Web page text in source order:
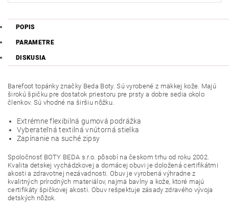
POPIS
PARAMETRE
DISKUSIA
Barefoot topánky značky Beda Boty. Sú vyrobené z mäkkej kože. Majú
širokú špičku pre dostatok priestoru pre prsty a dobre sedia okolo
členkov. Sú vhodné na širšiu nôžku.
Extrémne flexibilná gumová podrážka
Vyberateľná textilná vnútorná stielka
Zapínanie na suché zipsy
Spoločnosť BOTY BEDA s.r.o. pôsobí na českom trhu od roku 2002.
Kvalita detskej vychádzkovej a domácej obuvi je doložená certifikátmi
akosti a zdravotnej nezávadnosti. Obuv je vyrobená výhradne z
kvalitných prírodných materiálov, najmä bavlny a kože, ktoré majú
certifikáty špičkovej akosti. Obuv rešpektuje zásady zdravého vývoja
detských nôžok.